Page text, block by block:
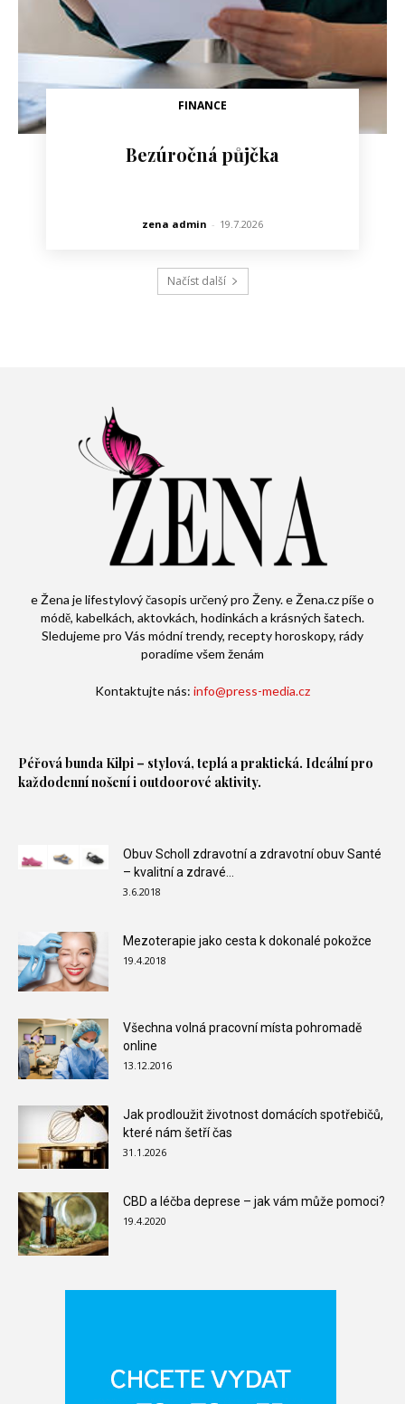
FINANCE
Bezúročná půjčka
zena admin - 19.7.2026
Načíst další
e Žena je lifestylový časopis určený pro Ženy. e Žena.cz píše o
módě, kabelkách, aktovkách, hodinkách a krásných šatech.
Sledujeme pro Vás módní trendy, recepty horoskopy, rády
poradíme všem ženám
Kontaktujte nás: info@press-media.cz
Péřová bunda Kilpi – stylová, teplá a praktická. Ideální pro
každodenní nošení i outdoorové aktivity.
Obuv Scholl zdravotní a zdravotní obuv Santé
– kvalitní a zdravé...
3.6.2018
Mezoterapie jako cesta k dokonalé pokožce
19.4.2018
Všechna volná pracovní místa pohromadě
online
13.12.2016
Jak prodloužit životnost domácích spotřebičů,
které nám šetří čas
31.1.2026
CBD a léčba deprese – jak vám může pomoci?
19.4.2020